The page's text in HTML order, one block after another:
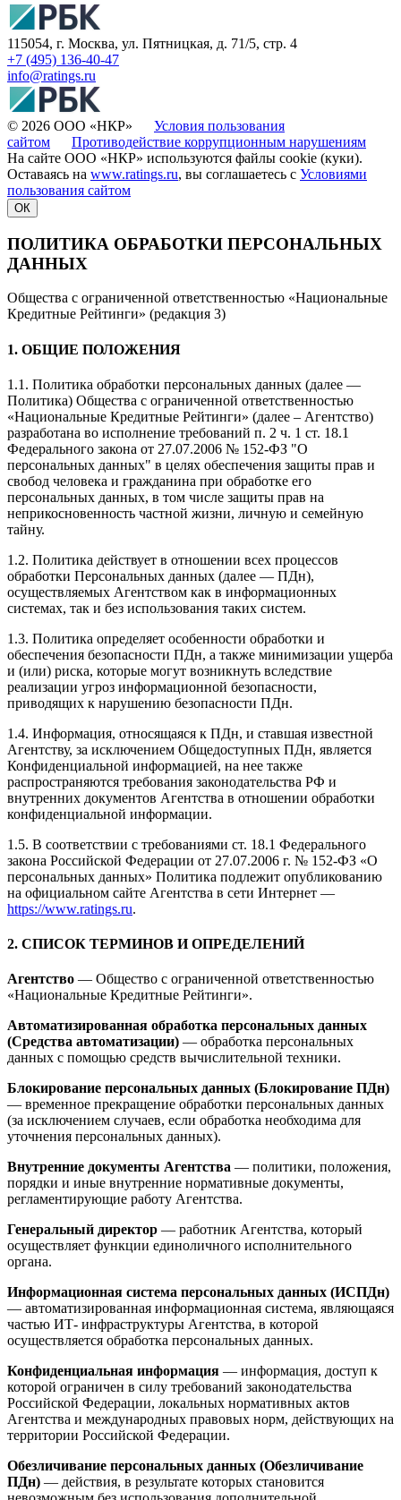
115054, г. Москва, ул. Пятницкая, д. 71/5, стр. 4
+7 (495) 136-40-47
info@ratings.ru
© 2026 ООО «НКР» Условия пользования
сайтом
Противодействие коррупционным нарушениям
На сайте ООО «НКР» используются файлы cookie (куки).
Оставаясь на www.ratings.ru, вы соглашаетесь с Условиями
пользования сайтом
ОК
ПОЛИТИКА ОБРАБОТКИ ПЕРСОНАЛЬНЫХ
ДАННЫХ
Общества с ограниченной ответственностью «Национальные
Кредитные Рейтинги» (редакция 3)
1. ОБЩИЕ ПОЛОЖЕНИЯ
1.1. Политика обработки персональных данных (далее —
Политика) Общества с ограниченной ответственностью
«Национальные Кредитные Рейтинги» (далее – Агентство)
разработана во исполнение требований п. 2 ч. 1 ст. 18.1
Федерального закона от 27.07.2006 № 152-ФЗ "О
персональных данных" в целях обеспечения защиты прав и
свобод человека и гражданина при обработке его
персональных данных, в том числе защиты прав на
неприкосновенность частной жизни, личную и семейную
тайну.
1.2. Политика действует в отношении всех процессов
обработки Персональных данных (далее — ПДн),
осуществляемых Агентством как в информационных
системах, так и без использования таких систем.
1.3. Политика определяет особенности обработки и
обеспечения безопасности ПДн, а также минимизации ущерба
и (или) риска, которые могут возникнуть вследствие
реализации угроз информационной безопасности,
приводящих к нарушению безопасности ПДн.
1.4. Информация, относящаяся к ПДн, и ставшая известной
Агентству, за исключением Общедоступных ПДн, является
Конфиденциальной информацией, на нее также
распространяются требования законодательства РФ и
внутренних документов Агентства в отношении обработки
конфиденциальной информации.
1.5. В соответствии с требованиями ст. 18.1 Федерального
закона Российской Федерации от 27.07.2006 г. № 152-ФЗ «О
персональных данных» Политика подлежит опубликованию
на официальном сайте Агентства в сети Интернет —
https://www.ratings.ru.
2. СПИСОК ТЕРМИНОВ И ОПРЕДЕЛЕНИЙ
Агентство — Общество с ограниченной ответственностью
«Национальные Кредитные Рейтинги».
Автоматизированная обработка персональных данных
(Средства автоматизации) — обработка персональных
данных с помощью средств вычислительной техники.
Блокирование персональных данных (Блокирование ПДн)
— временное прекращение обработки персональных данных
(за исключением случаев, если обработка необходима для
уточнения персональных данных).
Внутренние документы Агентства — политики, положения,
порядки и иные внутренние нормативные документы,
регламентирующие работу Агентства.
Генеральный директор — работник Агентства, который
осуществляет функции единоличного исполнительного
органа.
Информационная система персональных данных (ИСПДн)
— автоматизированная информационная система, являющаяся
частью ИТ- инфраструктуры Агентства, в которой
осуществляется обработка персональных данных.
Конфиденциальная информация — информация, доступ к
которой ограничен в силу требований законодательства
Российской Федерации, локальных нормативных актов
Агентства и международных правовых норм, действующих на
территории Российской Федерации.
Обезличивание персональных данных (Обезличивание
ПДн) — действия, в результате которых становится